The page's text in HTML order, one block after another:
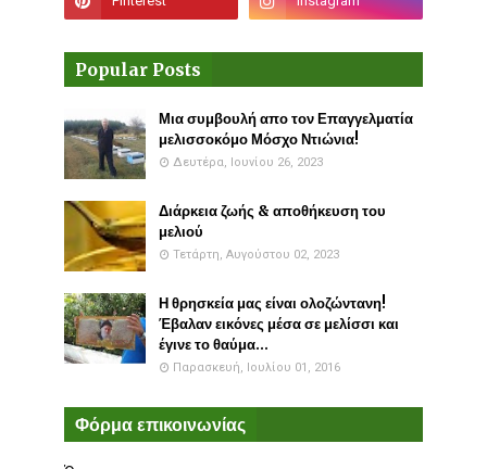
Popular Posts
Μια συμβουλή απο τον Επαγγελματία
μελισσοκόμο Μόσχο Ντιώνια!
Δευτέρα, Ιουνίου 26, 2023
Διάρκεια ζωής & αποθήκευση του
μελιού
Τετάρτη, Αυγούστου 02, 2023
Η θρησκεία μας είναι ολοζώντανη!
Έβαλαν εικόνες μέσα σε μελίσσι και
έγινε το θαύμα...
Παρασκευή, Ιουλίου 01, 2016
Φόρμα επικοινωνίας